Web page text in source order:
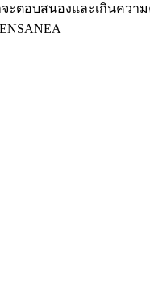
จะตอบสนองและเกินค